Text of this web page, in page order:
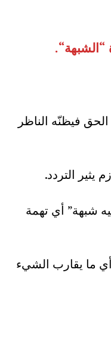
“الشبهة“.
فيظنّه الناظر
يثير التردد.
شبهة” أي تهمة
ما يقارب الشيء